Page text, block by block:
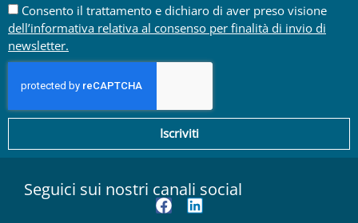
Consento il trattamento e dichiaro di aver preso visione
dell’informativa relativa al consenso per finalità di invio di
newsletter.
Iscriviti
Seguici sui nostri canali social